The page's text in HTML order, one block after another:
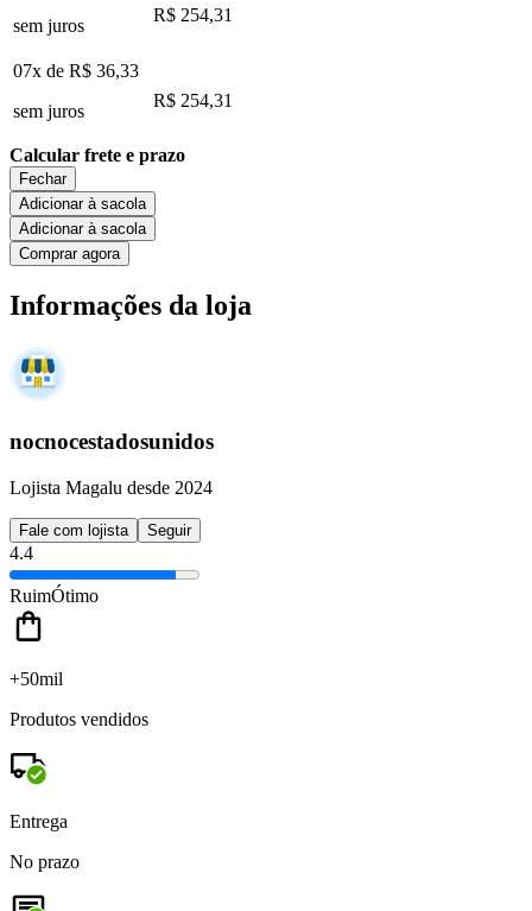
sem juros
R$ 254,31
07x de R$ 36,33
sem juros
R$ 254,31
Calcular frete e prazo
Fechar
Adicionar à sacola
Adicionar à sacola
Comprar agora
Informações da loja
nocnocestadosunidos
Lojista Magalu desde 2024
Fale com lojista Seguir
4.4
RuimÓtimo
+50mil
Produtos vendidos
Entrega
No prazo